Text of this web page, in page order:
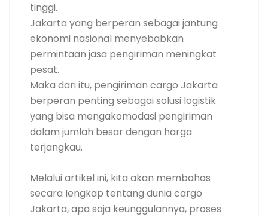
tinggi.
Jakarta yang berperan sebagai jantung
ekonomi nasional menyebabkan
permintaan jasa pengiriman meningkat
pesat.
Maka dari itu, pengiriman cargo Jakarta
berperan penting sebagai solusi logistik
yang bisa mengakomodasi pengiriman
dalam jumlah besar dengan harga
terjangkau.
Melalui artikel ini, kita akan membahas
secara lengkap tentang dunia cargo
Jakarta, apa saja keunggulannya, proses